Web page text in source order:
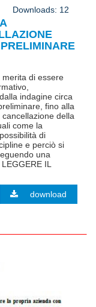
Downloads: 12
di essere
indagine circa
fino alla
della
come la
di
e perciò si
una
IL
download